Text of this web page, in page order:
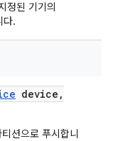
정된 기기의
다.
device ,
션으로 푸시합니